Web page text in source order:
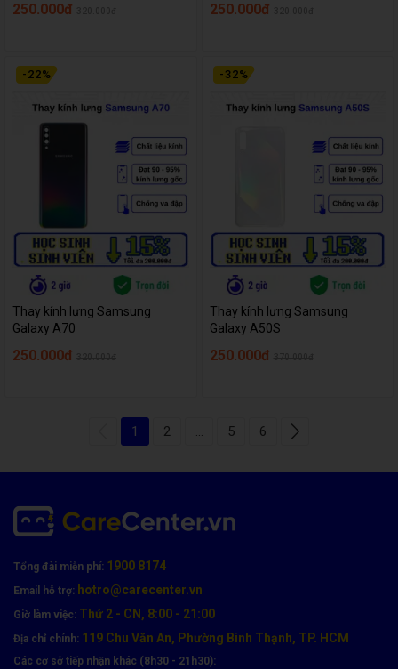
250.000đ 250.000đ
- 22%
Thay kính lưng Samsung
Galaxy A70
250.000đ
- 32%
Thay kính lưng Samsung
Galaxy A50S
250.000đ
1 2 ... 5 6
Tổng đài miễn phí: 1900 8174
Email hỗ trợ: hotro@carecenter.vn
Giờ làm việc: Thứ 2 - CN, 8:00 - 21:00
Địa chỉ chính: 119 Chu Văn An, Phường Bình Thạnh, TP. HCM
Các cơ sở tiếp nhận khác (8h30 - 21h30):